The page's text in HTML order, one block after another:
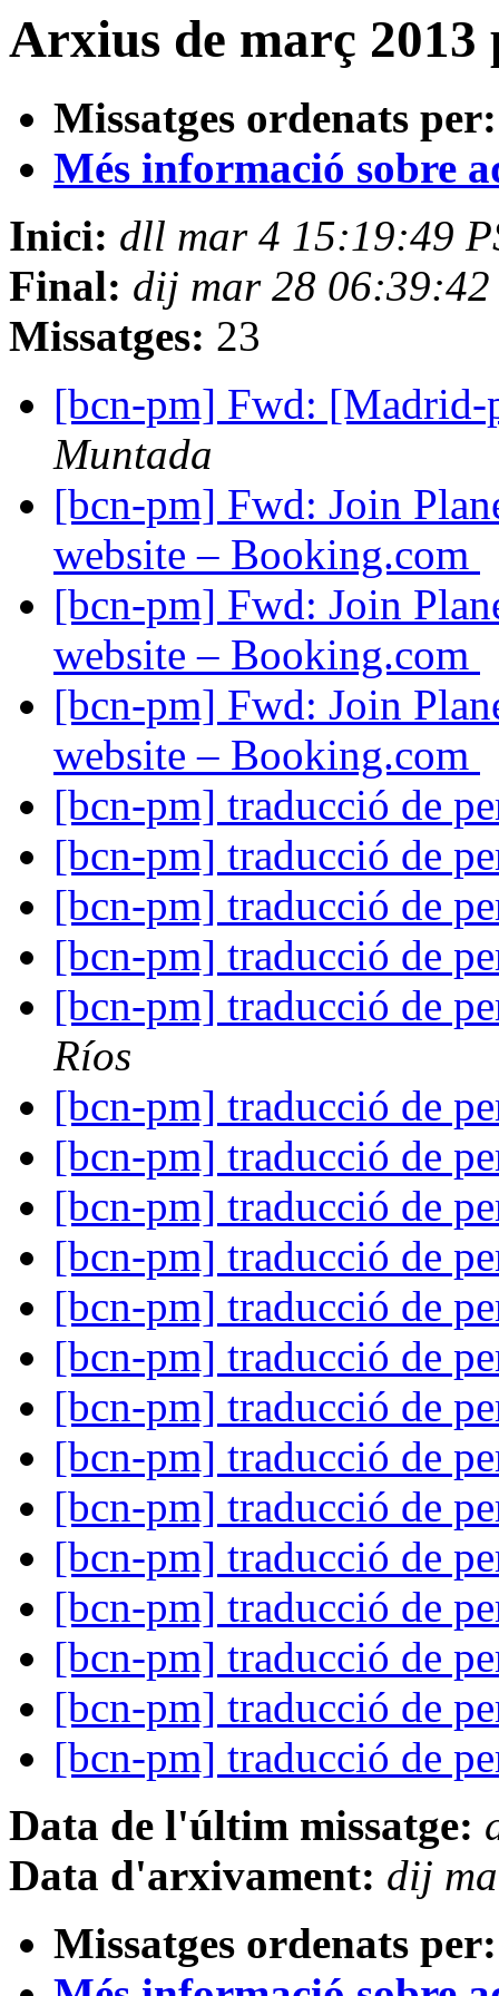
Arxius de març 2013
Missatges ordenats per:
Més informació sobre
Inici: dll mar 4 15:19:49
Final: dij mar 28
Missatges: 23
[bcn-pm] Fwd:
Muntada
[bcn-pm] Fwd: Join
website – Booking.com
[bcn-pm] Fwd: Join
website – Booking.com
[bcn-pm] Fwd: Join
website – Booking.com
[bcn-pm] traducció de
[bcn-pm] traducció de
[bcn-pm] traducció de
[bcn-pm] traducció de
[bcn-pm] traducció de
Ríos
[bcn-pm] traducció de
[bcn-pm] traducció de
[bcn-pm] traducció de
[bcn-pm] traducció de
[bcn-pm] traducció de
[bcn-pm] traducció de
[bcn-pm] traducció de
[bcn-pm] traducció de
[bcn-pm] traducció de
[bcn-pm] traducció de
[bcn-pm] traducció de
[bcn-pm] traducció de
[bcn-pm] traducció de
[bcn-pm] traducció de
Data de l'últim missatge:
Data d'arxivament: dij
Missatges ordenats per: